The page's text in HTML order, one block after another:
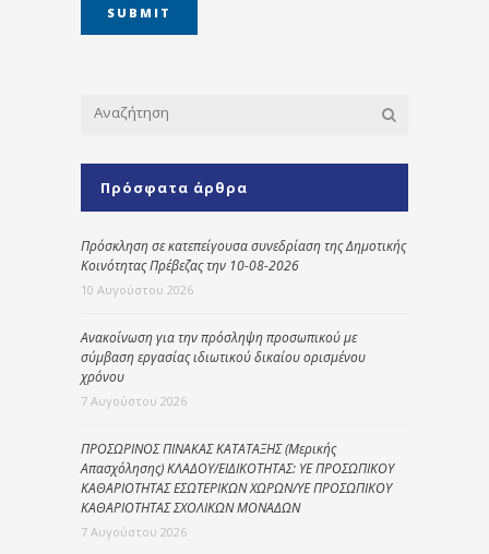
Πρόσφατα άρθρα
Πρόσκληση σε κατεπείγουσα συνεδρίαση της Δημοτικής
Κοινότητας Πρέβεζας την 10-08-2026
10 Αυγούστου 2026
Ανακοίνωση για την πρόσληψη προσωπικού με
σύμβαση εργασίας ιδιωτικού δικαίου ορισμένου
χρόνου
7 Αυγούστου 2026
ΠΡΟΣΩΡΙΝΟΣ ΠΙΝΑΚΑΣ ΚΑΤΑΤΑΞΗΣ (Μερικής
Απασχόλησης) ΚΛΑΔΟΥ/ΕΙΔΙΚΟΤΗΤΑΣ: ΥΕ ΠΡΟΣΩΠΙΚΟΥ
ΚΑΘΑΡΙΟΤΗΤΑΣ ΕΣΩΤΕΡΙΚΩΝ ΧΩΡΩΝ/ΥΕ ΠΡΟΣΩΠΙΚΟΥ
ΚΑΘΑΡΙΟΤΗΤΑΣ ΣΧΟΛΙΚΩΝ ΜΟΝΑΔΩΝ
7 Αυγούστου 2026